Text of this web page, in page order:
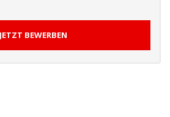
JETZT BEWERBEN